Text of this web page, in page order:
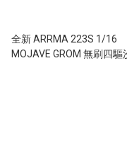
全新 ARRMA 223S 1/16
MOJAVE GROM 無刷四驅